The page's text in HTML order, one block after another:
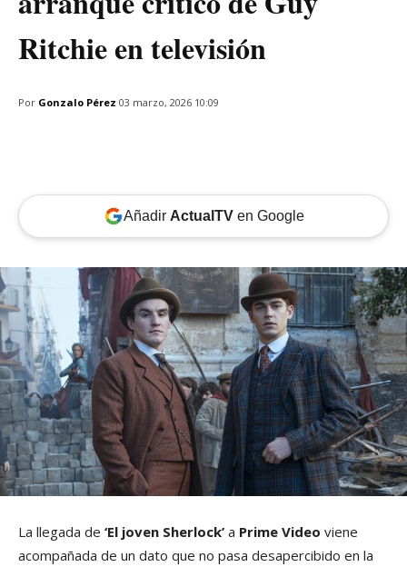
Ritchie en televisión
Por Gonzalo Pérez 03 marzo, 2026 10:09
Añadir ActualTVen Google
La llegada de ‘El joven Sherlock’ a Prime Video viene
acompañada de un dato que no pasa desapercibido en la